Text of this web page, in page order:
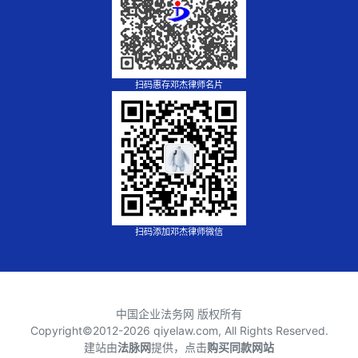
扫码惠存邓杰律师名片
扫码添加邓杰律师微信
中国企业法务网 版权所有
Copyright©2012-2026 qiyelaw.com, All Rights Reserved.
建站由法脉网提供，点击购买同款网站